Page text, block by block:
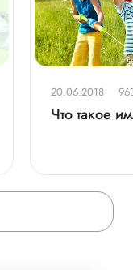
20.06.2018
Что такое